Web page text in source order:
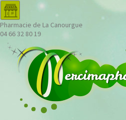
Pharmacie de La Canourgue
04 66 32 80 19